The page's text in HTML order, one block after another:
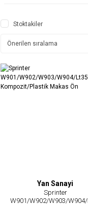
Stoktakiler
Yan Sanayi
Sprinter
W901/W902/W903/